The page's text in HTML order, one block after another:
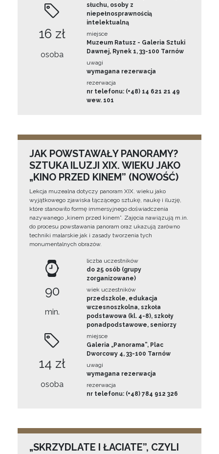
16 zł
osoba
słuchu, osoby z
niepełnosprawnością
intelektualną
miejsce
Muzeum Ratusz - Galeria Sztuki
Dawnej, Rynek 1, 33-100 Tarnów
uwagi
wymagana rezerwacja
rezerwacja
nr telefonu: (+48) 14 621 21 49
wew. 101
JAK POWSTAWAŁY PANORAMY?
SZTUKA ILUZJI XIX. WIEKU JAKO
„KINO PRZED KINEM” (NOWOŚĆ)
Lekcja muzealna dotyczy panoram XIX. wieku jako
wyjątkowego zjawiska łączącego sztukę, naukę i iluzję,
które stanowiło formę immersyjnego doświadczenia
nazywanego „kinem przed kinem”. Zajęcia nawiązują m.in.
do procesu powstawania panoram oraz ukazują zarówno
techniki malarskie jak i zasady tworzenia tych
monumentalnych obrazów.
90
min.
14 zł
osoba
liczba uczestników
do 25 osób (grupy
zorganizowane)
wiek uczestników
przedszkole, edukacja
wczesnoszkolna, szkoła
podstawowa (kl. 4-8), szkoły
ponadpodstawowe, seniorzy
miejsce
Galeria „Panorama”, Plac
Dworcowy 4, 33-100 Tarnów
uwagi
wymagana rezerwacja
rezerwacja
nr telefonu: (+48) 784 912 326
„SKRZYDLATE I ŁACIATE”, CZYLI